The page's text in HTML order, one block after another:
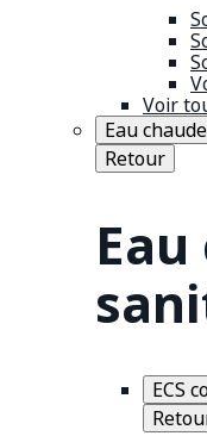
Voir
Eau
Retour
ECS